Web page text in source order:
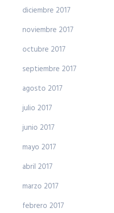
diciembre 2017
noviembre 2017
octubre 2017
septiembre 2017
agosto 2017
julio 2017
junio 2017
mayo 2017
abril 2017
marzo 2017
febrero 2017